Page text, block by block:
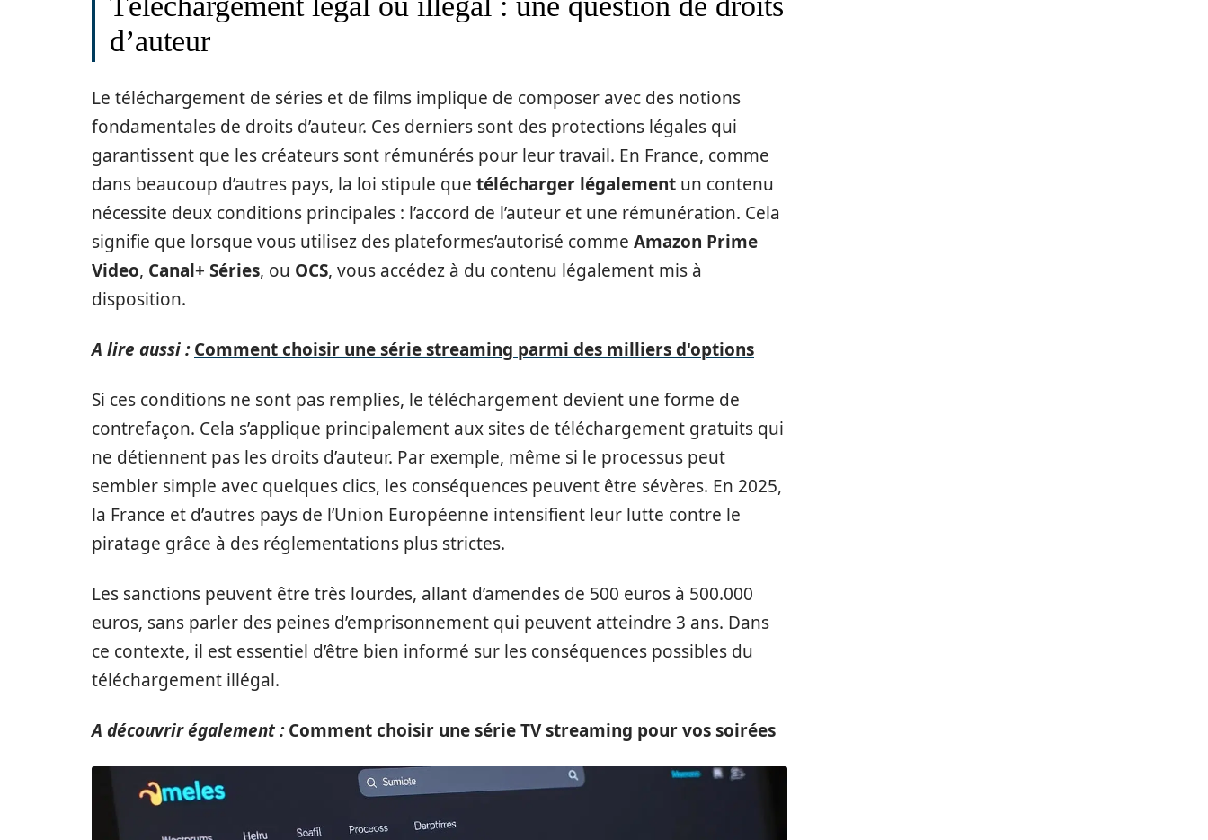
d’auteur
Le téléchargement de séries et de films implique de composer avec des notions
fondamentales de droits d’auteur. Ces derniers sont des protections légales qui
garantissent que les créateurs sont rémunérés pour leur travail. En France, comme
dans beaucoup d’autres pays, la loi stipule que télécharger légalement un contenu
nécessite deux conditions principales : l’accord de l’auteur et une rémunération. Cela
signifie que lorsque vous utilisez des plateformes’autorisé comme Amazon Prime
Video, Canal+ Séries, ou OCS, vous accédez à du contenu légalement mis à
disposition.
A lire aussi : Comment choisir une série streaming parmi des milliers d'options
Si ces conditions ne sont pas remplies, le téléchargement devient une forme de
contrefaçon. Cela s’applique principalement aux sites de téléchargement gratuits qui
ne détiennent pas les droits d’auteur. Par exemple, même si le processus peut
sembler simple avec quelques clics, les conséquences peuvent être sévères. En 2025,
la France et d’autres pays de l’Union Européenne intensifient leur lutte contre le
piratage grâce à des réglementations plus strictes.
Les sanctions peuvent être très lourdes, allant d’amendes de 500 euros à 500.000
euros, sans parler des peines d’emprisonnement qui peuvent atteindre 3 ans. Dans
ce contexte, il est essentiel d’être bien informé sur les conséquences possibles du
téléchargement illégal.
A découvrir également : Comment choisir une série TV streaming pour vos soirées